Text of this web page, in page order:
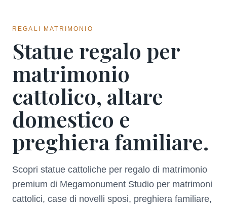
REGALI MATRIMONIO
Statue regalo per
matrimonio
cattolico, altare
domestico e
preghiera familiare.
Scopri statue cattoliche per regalo di matrimonio
premium di Megamonument Studio per matrimoni
cattolici, case di novelli sposi, preghiera familiare,